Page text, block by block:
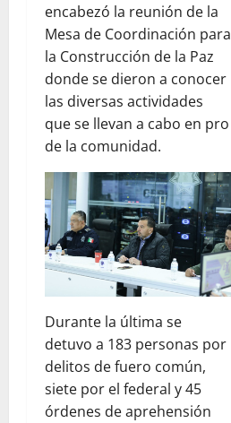
encabezó la reunión de la
Mesa de Coordinación para
la Construcción de la Paz
donde se dieron a conocer
las diversas actividades
que se llevan a cabo en pro
de la comunidad.
Durante la última se
detuvo a 183 personas por
delitos de fuero común,
siete por el federal y 45
órdenes de aprehensión